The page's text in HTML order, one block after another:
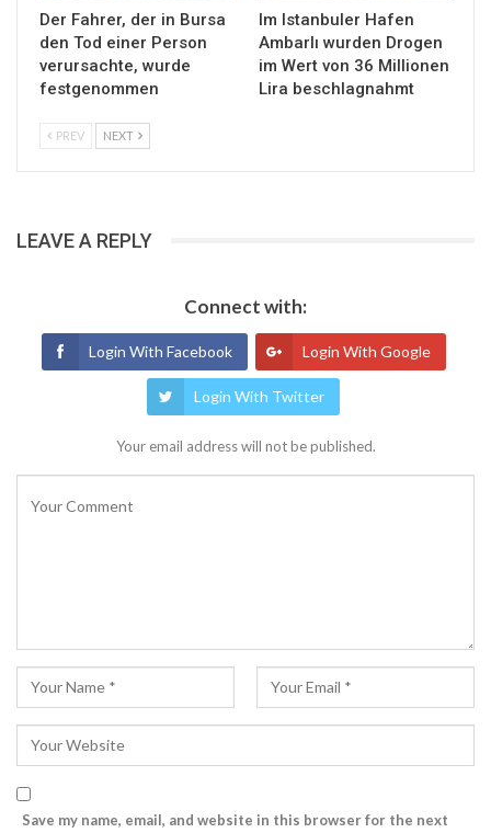
Der Fahrer, der in Bursa
den Tod einer Person
verursachte, wurde
festgenommen
Im Istanbuler Hafen
Ambarlı wurden Drogen
im Wert von 36 Millionen
Lira beschlagnahmt
PREV NEXT
LEAVE A REPLY
Connect with:
Login With Facebook Login With Google
Login With Twitter
Your email address will not be published.
Save my name, email, and website in this browser for the next